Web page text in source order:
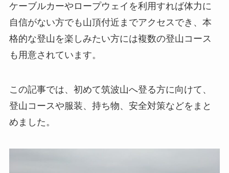
ケーブルカーやロープウェイを利用すれば体力に
自信がない方でも山頂付近までアクセスでき、本
格的な登山を楽しみたい方には複数の登山コース
も用意されています。
この記事では、初めて筑波山へ登る方に向けて、
登山コースや服装、持ち物、安全対策などをまと
めました。